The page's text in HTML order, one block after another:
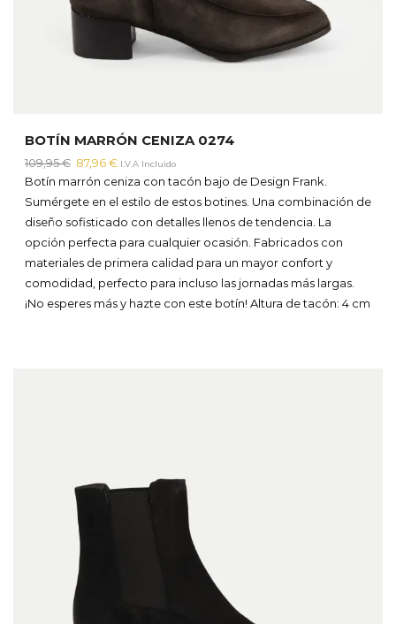
BOTÍN MARRÓN CENIZA 0274
109,95€ El
precio
original
109,95 €.
87,96€El
precio
actual
87,96 €.
I.V.A Incluido
Botín marrón ceniza con tacón bajo de Design Frank.
Sumérgete en el estilo de estos botines. Una combinación de
diseño sofisticado con detalles llenos de tendencia. La
opción perfecta para cualquier ocasión. Fabricados con
materiales de primera calidad para un mayor confort y
comodidad, perfecto para incluso las jornadas más largas.
¡No esperes más y hazte con este botín!Altura de tacón: 4 cm